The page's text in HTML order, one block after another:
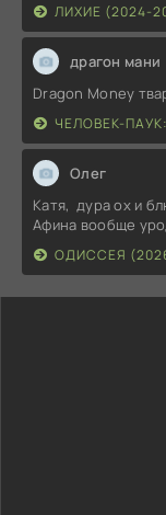
ЛИХИЕ (2024-
драгон мани
Dragon Money
ЧЕЛОВЕК-
Олег
Катя, дура ох и
Афина вообще
ОДИССЕЯ